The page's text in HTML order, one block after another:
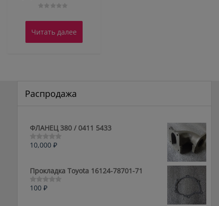
0
5
Читать далее
Распродажа
ФЛАНЕЦ 380 / 0411 5433
Оценка
5
10,000 ₽
Прокладка Toyota 16124-78701-71
Оценка
100 ₽